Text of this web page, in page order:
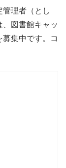
理者（とし
図書館キャッ
集中です。コ